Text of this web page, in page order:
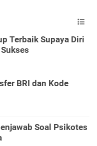
Terbaik Supaya Diri
BRI dan Kode
Soal Psikotes